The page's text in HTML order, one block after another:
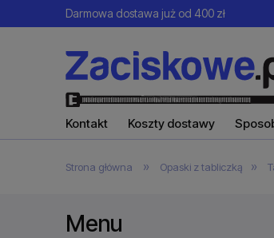
Darmowa dostawa już od 400 zł
Kontakt Koszty dostawy
Strona główna » Opaski z tabliczką »
Menu